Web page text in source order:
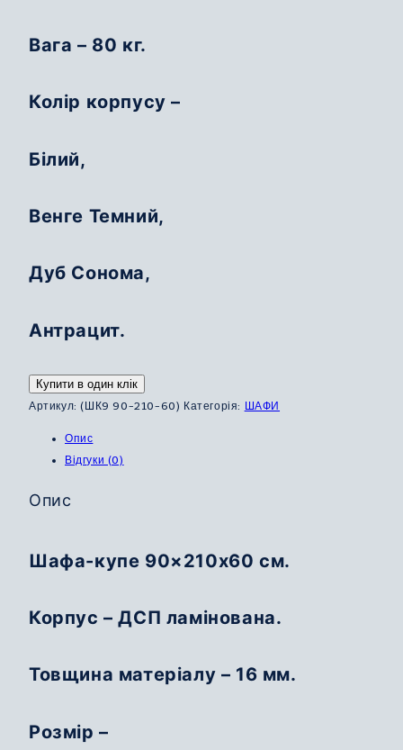
Вага – 80 кг.
Колір корпусу –
Білий,
Венге Темний,
Дуб Сонома,
Антрацит.
Купити в один клік
Артикул:(ШК9 90-210-60) Категорія: ШАФИ
Опис
Відгуки (0)
Опис
Шафа-купе 90×210х60 см.
Корпус – ДСП ламінована.
Товщина матеріалу – 16 мм.
Розмір –